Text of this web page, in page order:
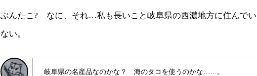
ぶんたこ? なに、それ…私も長いこと岐阜県の西濃地方に住んで
ない。
岐阜県の名産品なのかな？ 海のタコを使うのかな……。